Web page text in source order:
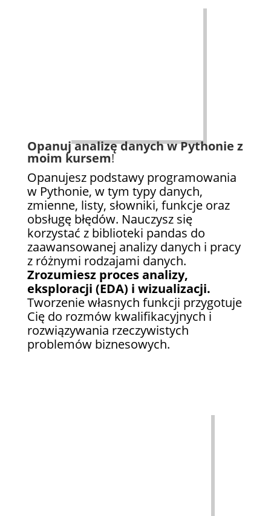
Opanuj analizę danych w Pythonie z
moim kursem!
Opanujesz podstawy programowania
w Pythonie, w tym typy danych,
zmienne, listy, słowniki, funkcje oraz
obsługę błędów. Nauczysz się
korzystać z biblioteki pandas do
zaawansowanej analizy danych i pracy
z różnymi rodzajami danych.
Zrozumiesz proces analizy,
eksploracji (EDA) i wizualizacji.
Tworzenie własnych funkcji przygotuje
Cię do rozmów kwalifikacyjnych i
rozwiązywania rzeczywistych
problemów biznesowych.